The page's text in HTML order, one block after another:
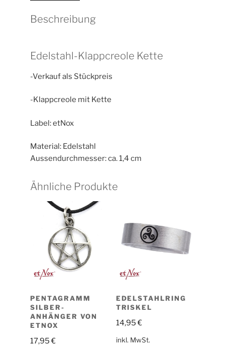
Beschreibung
Edelstahl-Klappcreole Kette
-Verkauf als Stückpreis
-Klappcreole mit Kette
Label: etNox
Material: Edelstahl
Aussendurchmesser: ca. 1,4 cm
Ähnliche Produkte
PENTAGRAMM
SILBER-
ANHÄNGER VON
ETNOX
17,95€
EDELSTAHLRING
TRISKEL
14,95€
inkl. MwSt.